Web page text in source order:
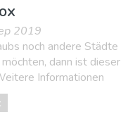
2019
noch andere Städte
dann ist dieser
Informationen